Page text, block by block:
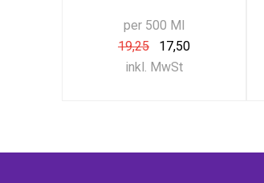
per 500 Ml
19,25
17,50
inkl. MwSt